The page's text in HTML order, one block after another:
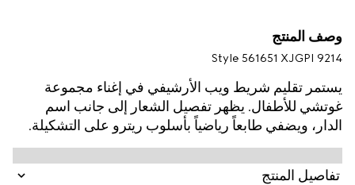
وصف المنتج
Style ‎561651 XJGPI 9214
يستمر تقليم شريط ويب الأرشيفي في إغناء مجموعة
غوتشي للأطفال. يظهر تفصيل الشعار إلى جانب اسم
الدار، ويضفي طابعاً رياضياً بأسلوب ريترو على التشكيلة.
صُنع هذا التي شيرت بالقَصّة المتساوية من قطن جيرسي
ويزدان بطبعة شعار Gucci وشريط ويب.
تفاصيل المنتج